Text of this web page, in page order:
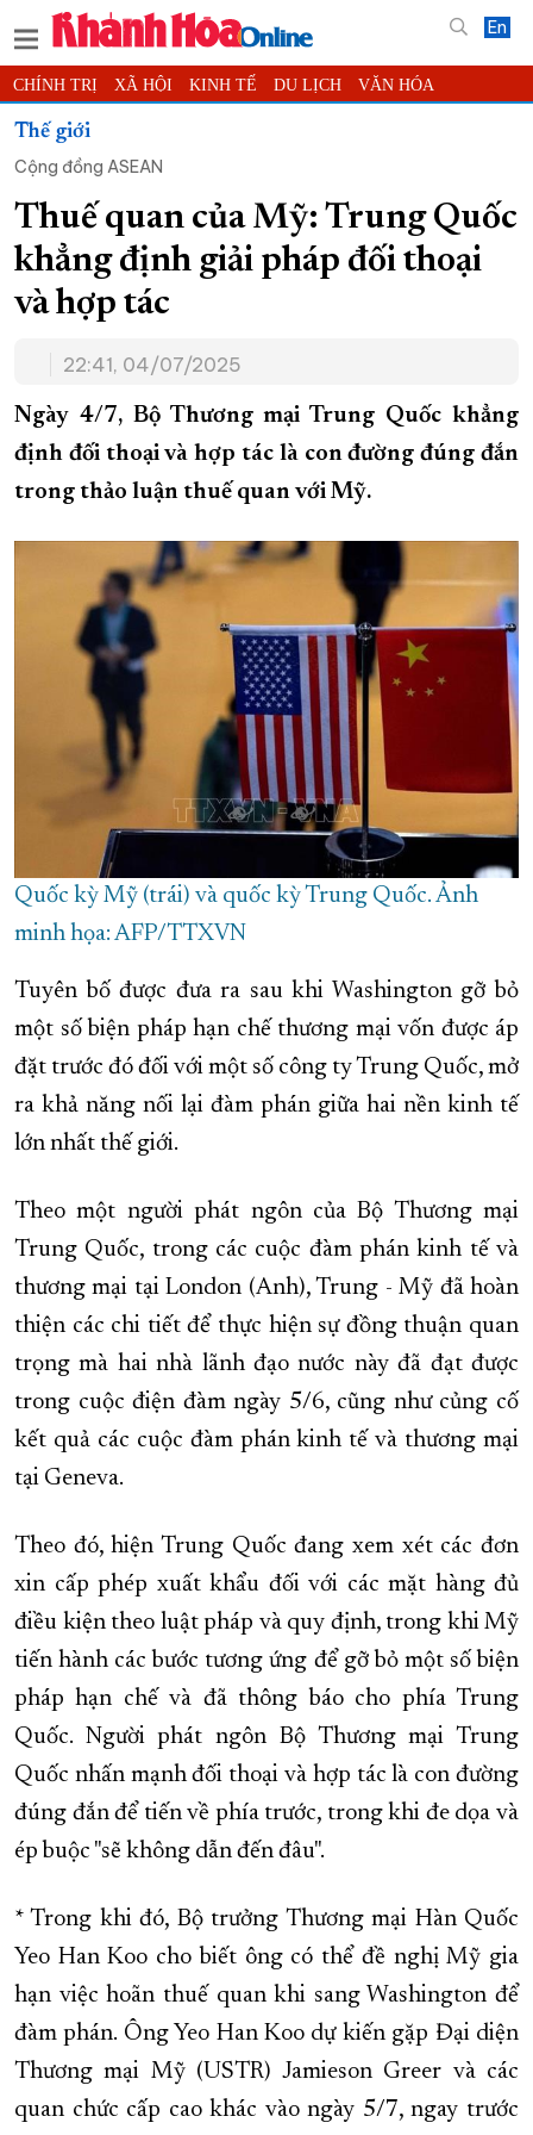
En
CHÍNH TRỊ XÃ HỘI KINH TẾ DU LỊCH VĂN HÓA
THỂ THAO
KHOA HỌC - CÔNG NGHỆ
THẾ GIỚI MULTIMEDIA VIDEO ĐỌC BÁO ONLINE
PODCAST THÔNG TIN - QUẢNG CÁO
QUY HOẠCH TỈNH KHÁNH HÒA
CHUNG TAY CẢI CÁCH HÀNH CHÍNH
XÂY DỰNG NÔNG THÔN MỚI LỊCH CẮT ĐIỆN
TÀU - XE - MÁY BAY
KỶ NIỆM 370 NĂM XÂY DỰNG VÀ PHÁT TRIỂN TỈNH KHÁNH HÒA
XÂY DỰNG KHÁNH HÒA TRỞ THÀNH THÀNH PHỐ TRỰC THUỘC
ĐẠI HỘI ĐẢNG CÁC CẤP VỀ BÁO KHÁNH HÒA
Thế giới
Cộng đồng ASEAN
Thuế quan của Mỹ: Trung Quốc
khẳng định giải pháp đối thoại
và hợp tác
22:41, 04/07/2025
Ngày 4/7, Bộ Thương mại Trung Quốc khẳng
định đối thoại và hợp tác là con đường đúng đắn
trong thảo luận thuế quan với Mỹ.
Quốc kỳ Mỹ (trái) và quốc kỳ Trung Quốc. Ảnh
minh họa: AFP/TTXVN
Tuyên bố được đưa ra sau khi Washington gỡ bỏ
một số biện pháp hạn chế thương mại vốn được áp
đặt trước đó đối với một số công ty Trung Quốc, mở
ra khả năng nối lại đàm phán giữa hai nền kinh tế
lớn nhất thế giới.
Theo một người phát ngôn của Bộ Thương mại
Trung Quốc, trong các cuộc đàm phán kinh tế và
thương mại tại London (Anh), Trung - Mỹ đã hoàn
thiện các chi tiết để thực hiện sự đồng thuận quan
trọng mà hai nhà lãnh đạo nước này đã đạt được
trong cuộc điện đàm ngày 5/6, cũng như củng cố
kết quả các cuộc đàm phán kinh tế và thương mại
tại Geneva.
Theo đó, hiện Trung Quốc đang xem xét các đơn
xin cấp phép xuất khẩu đối với các mặt hàng đủ
điều kiện theo luật pháp và quy định, trong khi Mỹ
tiến hành các bước tương ứng để gỡ bỏ một số biện
pháp hạn chế và đã thông báo cho phía Trung
Quốc. Người phát ngôn Bộ Thương mại Trung
Quốc nhấn mạnh đối thoại và hợp tác là con đường
đúng đắn để tiến về phía trước, trong khi đe dọa và
ép buộc "sẽ không dẫn đến đâu".
* Trong khi đó, Bộ trưởng Thương mại Hàn Quốc
Yeo Han Koo cho biết ông có thể đề nghị Mỹ gia
hạn việc hoãn thuế quan khi sang Washington để
đàm phán. Ông Yeo Han Koo dự kiến gặp Đại diện
Thương mại Mỹ (USTR) Jamieson Greer và các
quan chức cấp cao khác vào ngày 5/7, ngay trước